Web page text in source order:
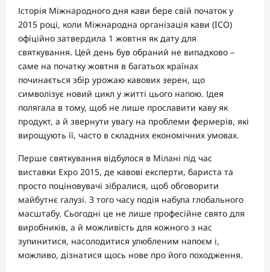
Історія Міжнародного дня кави бере свій початок у
2015 році, коли Міжнародна організація кави (ICO)
офіційно затвердила 1 жовтня як дату для
святкування. Цей день був обраний не випадково –
саме на початку жовтня в багатьох країнах
починається збір урожаю кавових зерен, що
символізує новий цикл у житті цього напою. Ідея
полягала в тому, щоб не лише прославити каву як
продукт, а й звернути увагу на проблеми фермерів, які
вирощують її, часто в складних економічних умовах.
Перше святкування відбулося в Мілані під час
виставки Expo 2015, де кавові експерти, бариста та
просто поціновувачі зібралися, щоб обговорити
майбутнє галузі. З того часу подія набула глобального
масштабу. Сьогодні це не лише професійне свято для
виробників, а й можливість для кожного з нас
зупинитися, насолодитися улюбленим напоєм і,
можливо, дізнатися щось нове про його походження.